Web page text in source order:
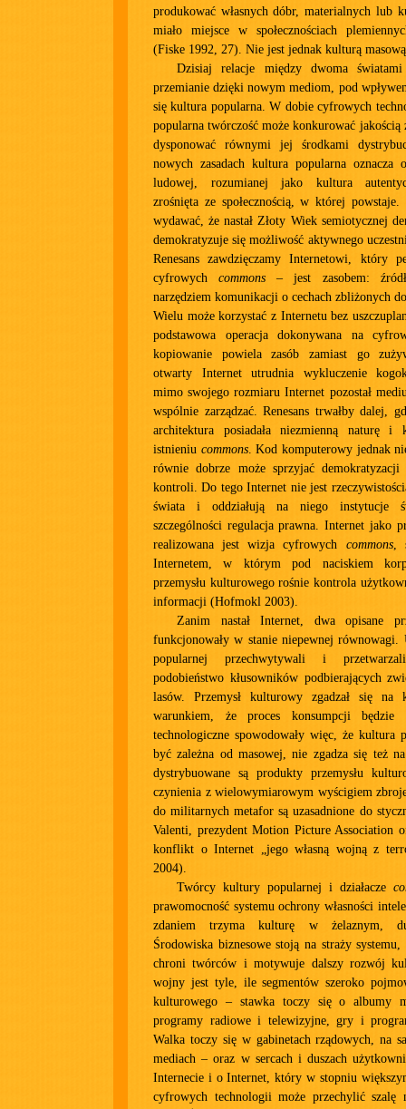
produkować własnych dóbr, materialnych lub
miało miejsce w społecznościach
(Fiske 1992, 27). Nie jest jednak kulturą
Dzisiaj relacje między dwoma światami
przemianie dzięki nowym mediom, pod
się kultura popularna. W dobie cyfrowych
popularna twórczość może konkurować
dysponować równymi jej środkami
nowych zasadach kultura popularna oznacza
ludowej, rozumianej jako kultura
zrośnięta ze społecznością, w której
wydawać, że nastał Złoty Wiek semiotycznej
demokratyzuje się możliwość aktywnego
Renesans zawdzięczamy Internetowi, który
cyfrowychcommons – jest zasobem:
narzędziem komunikacji o cechach zbliżonych
Wielu może korzystać z Internetu bez
podstawowa operacja dokonywana na
kopiowanie powiela zasób zamiast go
otwarty Internet utrudnia wykluczenie
mimo swojego rozmiaru Internet pozostał
wspólnie zarządzać. Renesans trwałby dalej,
architektura posiadała niezmienną naturę i
istnieniu commons. Kod komputerowy jednak
równie dobrze może sprzyjać
kontroli. Do tego Internet nie jest
świata i oddziałują na niego instytucje
szczególności regulacja prawna. Internet jako
realizowana jest wizja cyfrowych commons,
Internetem, w którym pod naciskiem
przemysłu kulturowego rośnie kontrola
informacji (Hofmokl 2003).
Zanim nastał Internet, dwa opisane
funkcjonowały w stanie niepewnej równowagi.
popularnej przechwytywali i
podobieństwo kłusowników podbierających
lasów. Przemysł kulturowy zgadzał się na
warunkiem, że proces konsumpcji będzie
technologiczne spowodowały więc, że kultura
być zależna od masowej, nie zgadza się też
dystrybuowane są produkty przemysłu
czynienia z wielowymiarowym wyścigiem
do militarnych metafor są uzasadnione do
Valenti, prezydent Motion Picture Association
konflikt o Internet „jego własną wojną z
2004).
Twórcy kultury popularnej i działacze
prawomocność systemu ochrony własności
zdaniem trzyma kulturę w żelaznym,
Środowiska biznesowe stoją na straży
chroni twórców i motywuje dalszy rozwój
wojny jest tyle, ile segmentów szeroko
kulturowego – stawka toczy się o albumy
programy radiowe i telewizyjne, gry i
Walka toczy się w gabinetach rządowych, na
mediach – oraz w sercach i duszach
Internecie i o Internet, który w stopniu
cyfrowych technologii może przechylić szalę